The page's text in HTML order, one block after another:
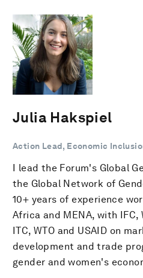
Julia Hakspiel
Action Lead, Economic
I lead the Forum's Global
the Global Network of
10+ years of experience
Africa and MENA, with IFC,
ITC, WTO and USAID on
development and trade
gender and women's